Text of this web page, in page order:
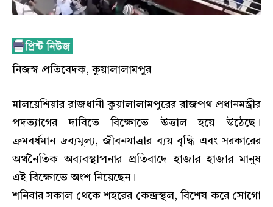
নিজস্ব প্রতিবেদক, কুয়ালালামপুর
মালয়েশিয়ার রাজধানী কুয়ালালামপুরের রাজপথ প্রধানমন্ত্রীর
পদত্যাগের দাবিতে বিক্ষোভে উত্তাল হয়ে উঠেছে।
ক্রমবর্ধমান দ্রব্যমূল্য, জীবনযাত্রার ব্যয় বৃদ্ধি এবং সরকারের
অর্থনৈতিক অব্যবস্থাপনার প্রতিবাদে হাজার হাজার মানুষ
এই বিক্ষোভে অংশ নিয়েছেন।
শনিবার সকাল থেকে শহরের কেন্দ্রস্থল, বিশেষ করে সোগো